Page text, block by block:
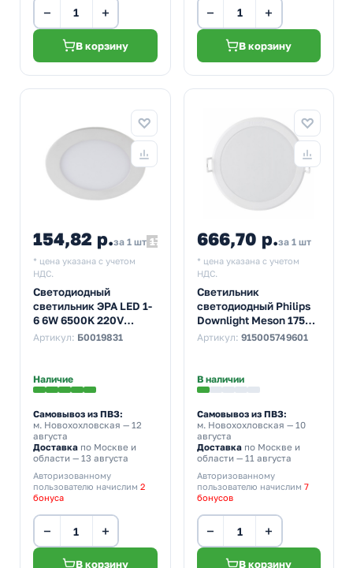
− +
В корзину
− +
В корзину
154,82 р.за 1 шт 172,02
* цена указана с учетом
НДС.
Светодиодный
светильник ЭРА LED 1-
6 6W 6500K 220V
круглый
Артикул: Б0019831
Наличие
Самовывоз из ПВЗ:
м. Новохохловская — 12
августа
Доставка по Москве и
области — 13 августа
Авторизованному
пользователю начислим 2
бонуса
− +
В корзину
666,70 р.за 1 шт
* цена указана с учетом
НДС.
Светильник
светодиодный Philips
Downlight Meson 175
21W 65K WH 5946931C4
Артикул: 915005749601
В наличии
Самовывоз из ПВЗ:
м. Новохохловская — 10
августа
Доставкапо Москве и
области — 11 августа
Авторизованному
пользователю начислим 7
бонусов
− +
В корзину